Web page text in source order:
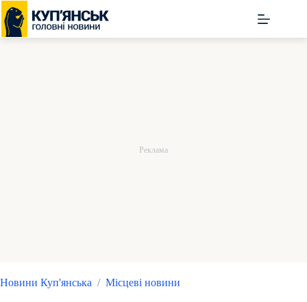
Перейти
до
вмісту
Новини Куп'янська / Місцеві новини